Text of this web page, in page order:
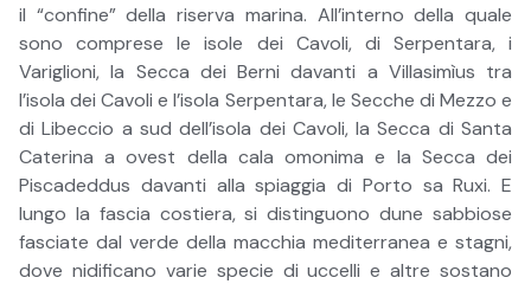
il “confine” della riserva marina. All’interno della quale
sono comprese le isole dei Cavoli, di Serpentara, i
Variglioni, la Secca dei Berni davanti a Villasimìus tra
l’isola dei Cavoli e l’isola Serpentara, le Secche di Mezzo e
di Libeccio a sud dell’isola dei Cavoli, la Secca di Santa
Caterina a ovest della cala omonima e la Secca dei
Piscadeddus davanti alla spiaggia di Porto sa Ruxi. E
lungo la fascia costiera, si distinguono dune sabbiose
fasciate dal verde della macchia mediterranea e stagni,
dove nidificano varie specie di uccelli e altre sostano